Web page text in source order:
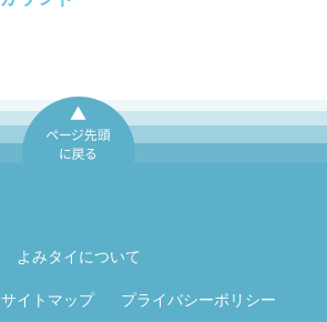
よみタイについて
サイトマップ プライバシーポリシー